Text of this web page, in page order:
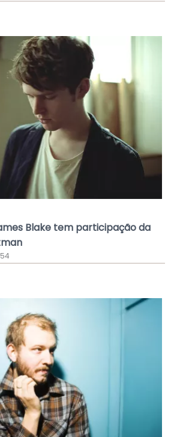
Blake tem participação da